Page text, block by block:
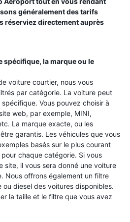
généralement des tarifs
réserviez directement auprès
la marque ou le
voiture courtier, nous vous
par catégorie. La voiture peut
Vous pouvez choisir à
web, par exemple, MINI,
La marque exacte, ou les
garantis. Les véhicules que vous
basés sur le plus courant
chaque catégorie. Si vous
site, il vous sera donné une voiture
Nous offrons également un filtre
diesel des voitures disponibles.
la taille et le filtre que vous avez